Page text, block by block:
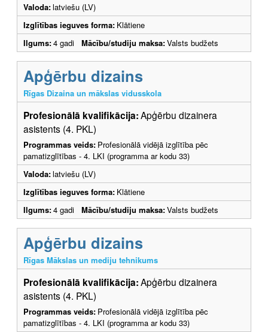
Valoda:latviešu (LV)
Izglītības ieguves forma: Klātiene
Ilgums:4 gadi Mācību/studiju maksa:Valsts budžets
Apģērbu dizains
Rīgas Dizaina un mākslas vidusskola
Profesionālā kvalifikācija:Apģērbu dizainera
asistents (4. PKL)
Programmas veids: Profesionālā vidējā izglītība pēc
pamatizglītības - 4. LKI (programma ar kodu 33)
Valoda:latviešu (LV)
Izglītības ieguves forma: Klātiene
Ilgums:4 gadi Mācību/studiju maksa:Valsts budžets
Apģērbu dizains
Rīgas Mākslas un mediju tehnikums
Profesionālā kvalifikācija:Apģērbu dizainera
asistents (4. PKL)
Programmas veids: Profesionālā vidējā izglītība pēc
pamatizglītības - 4. LKI (programma ar kodu 33)